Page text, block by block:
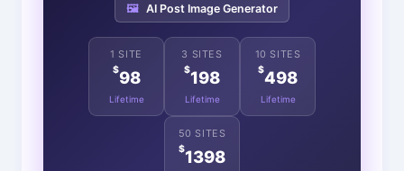
🖼️ AI Post Image Generator
1 SITE
$98
Lifetime
3 SITES
$198
Lifetime
10 SITES
$498
Lifetime
50 SITES
$1398